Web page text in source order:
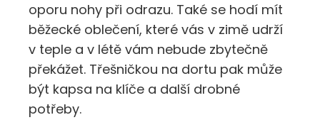
oporu nohy při odrazu. Také se hodí mít
běžecké oblečení, které vás v zimě udrží
v teple a v létě vám nebude zbytečně
překážet. Třešničkou na dortu pak může
být kapsa na klíče a další drobné
potřeby.